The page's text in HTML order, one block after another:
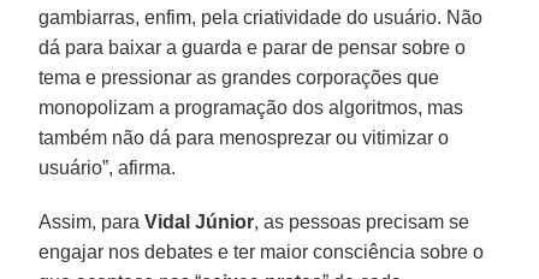
gambiarras, enfim, pela criatividade do usuário. Não
dá para baixar a guarda e parar de pensar sobre o
tema e pressionar as grandes corporações que
monopolizam a programação dos algoritmos, mas
também não dá para menosprezar ou vitimizar o
usuário”, afirma.
Assim, paraVidal Júnior, as pessoas precisam se
engajar nos debates e ter maior consciência sobre o